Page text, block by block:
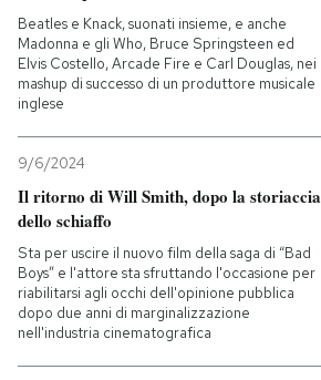
Beatles e Knack, suonati insieme, e anche
Madonna e gli Who, Bruce Springsteen ed
Elvis Costello, Arcade Fire e Carl Douglas, nei
mashup di successo di un produttore musicale
inglese
9/6/2024
Il ritorno di Will Smith, dopo la storiaccia
dello schiaffo
Sta per uscire il nuovo film della saga di “Bad
Boys” e l'attore sta sfruttando l'occasione per
riabilitarsi agli occhi dell'opinione pubblica
dopo due anni di marginalizzazione
nell'industria cinematografica